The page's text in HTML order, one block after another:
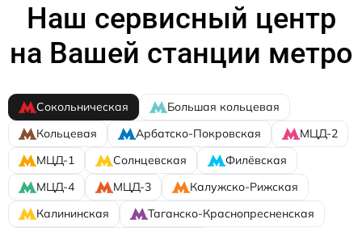
Наш сервисный центр
на Вашей станции метро
Сокольническая
Большая кольцевая
Кольцевая
Арбатско-Покровская
МЦД-2
МЦД-1
Солнцевская
Филёвская
МЦД-4
МЦД-3
Калужско-Рижская
Калининская
Таганско-Краснопресненская